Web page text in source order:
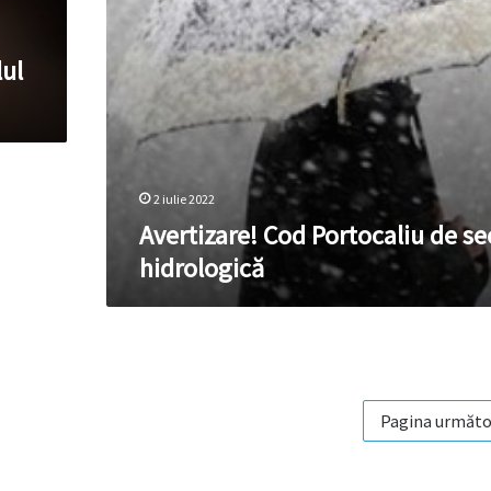
2 iulie 2022
Avertizare! Cod Portocaliu de
hidrologică
Pagina